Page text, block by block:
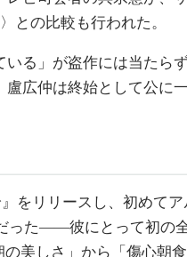
との比較も行われた。
る」が盗作には当たら
広仲は終始として公に
をリリースし、初めて
った——彼にとって初の
の美しさ」から「傷心朝